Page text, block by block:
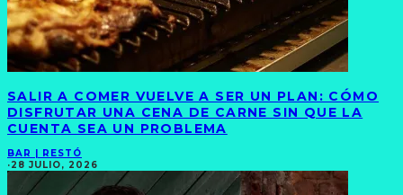
SALIR A COMER VUELVE A SER UN PLAN: CÓMO
DISFRUTAR UNA CENA DE CARNE SIN QUE LA
CUENTA SEA UN PROBLEMA
BAR | RESTÓ
·28 JULIO, 2026